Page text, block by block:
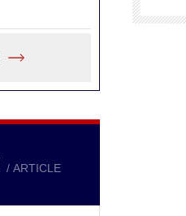
/ ARTICLE